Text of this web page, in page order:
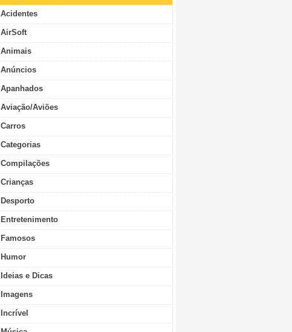
Acidentes
AirSoft
Animais
Anúncios
Apanhados
Aviação/Aviões
Carros
Categorias
Compilações
Crianças
Desporto
Entretenimento
Famosos
Humor
Ideias e Dicas
Imagens
Incrível